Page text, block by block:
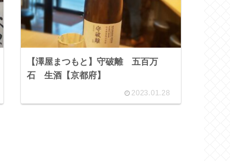
【澤屋まつもと】守破離 五百万
石 生酒【京都府】
2023.01.28